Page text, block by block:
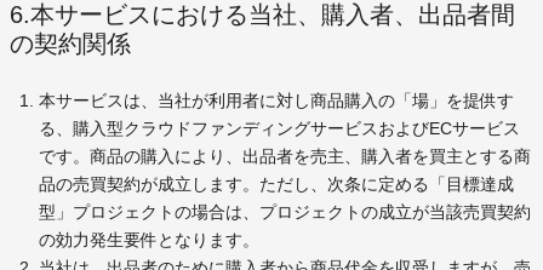
6.本サービスにおける当社、購入者、出品者間
の契約関係
本サービスは、当社が利用者に対し商品購入の「場」を提供す
る、購入型クラウドファンディングサービスおよびECサービス
です。商品の購入により、出品者を売主、購入者を買主とする商
品の売買契約が成立します。ただし、次条に定める「目標達成
型」プロジェクトの場合は、プロジェクトの成立が当該売買契約
の効力発生要件となります。